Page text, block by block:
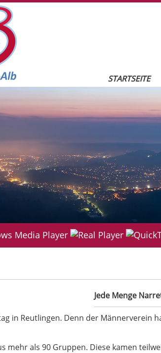
Seitennavigation
STARTSEITE
des MännervereinsJede Menge
in Reutlingen. Denn der
mehr als 90 Gruppen. Diese kamen